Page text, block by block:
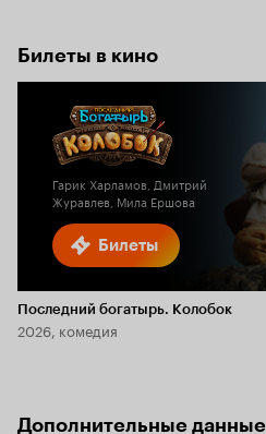
Билеты в кино
Билеты
Гарик Харламов, Дмитрий
Журавлев, Мила Ершова
Последний богатырь. Колобок
2026, комедия
Дополнительные данные